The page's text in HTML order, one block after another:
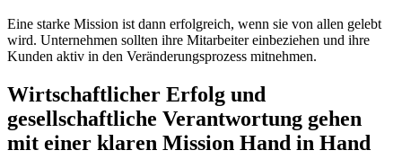
Eine starke Mission ist dann erfolgreich, wenn sie von allen gelebt
wird. Unternehmen sollten ihre Mitarbeiter einbeziehen und ihre
Kunden aktiv in den Veränderungsprozess mitnehmen.
Wirtschaftlicher Erfolg und
gesellschaftliche Verantwortung gehen
mit einer klaren Mission Hand in Hand